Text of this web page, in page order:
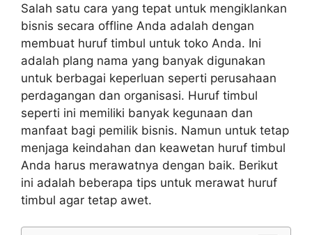
Salah satu cara yang tepat untuk mengiklankan
bisnis secara offline Anda adalah dengan
membuat huruf timbul untuk toko Anda. Ini
adalah plang nama yang banyak digunakan
untuk berbagai keperluan seperti perusahaan
perdagangan dan organisasi. Huruf timbul
seperti ini memiliki banyak kegunaan dan
manfaat bagi pemilik bisnis. Namun untuk tetap
menjaga keindahan dan keawetan huruf timbul
Anda harus merawatnya dengan baik. Berikut
ini adalah beberapa tips untuk merawat huruf
timbul agar tetap awet.